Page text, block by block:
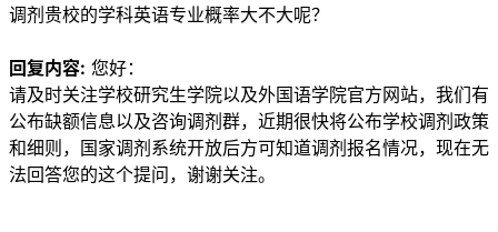
调剂贵校的学科英语专业概率大不大呢？
回复内容: 您好：
请及时关注学校研究生学院以及外国语学院官方网站，我们有
公布缺额信息以及咨询调剂群，近期很快将公布学校调剂政策
和细则，国家调剂系统开放后方可知道调剂报名情况，现在无
法回答您的这个提问，谢谢关注。